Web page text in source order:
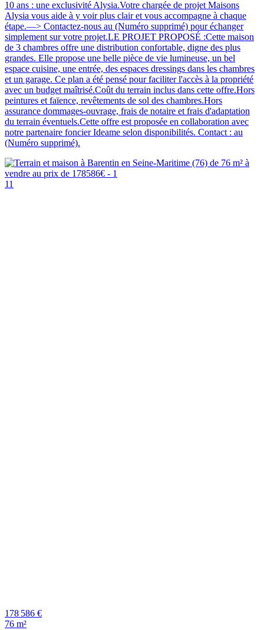
10 ans : une exclusivité Alysia.Votre chargée de projet Maisons
Alysia vous aide à y voir plus clair et vous accompagne à chaque
étape.—> Contactez-nous au (Numéro supprimé) pour échanger
simplement sur votre projet.LE PROJET PROPOSÉ :Cette maison
de 3 chambres offre une distribution confortable, digne des plus
grandes. Elle propose une belle pièce de vie lumineuse, un bel
espace cuisine, une entrée, des espaces dressings dans les chambres
et un garage. Ce plan a été pensé pour faciliter l'accès à la propriété
avec un budget maîtrisé.Coût du terrain inclus dans cette offre.Hors
peintures et faïence, revêtements de sol des chambres.Hors
assurance dommages-ouvrage, frais de notaire et frais d'adaptation
du terrain éventuels.Cette offre est proposée en collaboration avec
notre partenaire foncier Ideame selon disponibilités. Contact : au
(Numéro supprimé).
11
178 586 €
76 m²